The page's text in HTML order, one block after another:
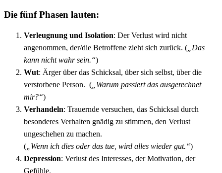
Die fünf Phasen lauten:
Verleugnung und Isolation: Der Verlust wird nicht
angenommen, der/die Betroffene zieht sich zurück. ( „Das
kann nicht wahr sein.“)
Wut: Ärger über das Schicksal, über sich selbst, über die
verstorbene Person. ( „Warum passiert das ausgerechnet
mir?“)
Verhandeln: Trauernde versuchen, das Schicksal durch
besonderes Verhalten gnädig zu stimmen, den Verlust
ungeschehen zu machen.
( „Wenn ich dies oder das tue, wird alles wieder gut.“)
Depression: Verlust des Interesses, der Motivation, der
Gefühle.